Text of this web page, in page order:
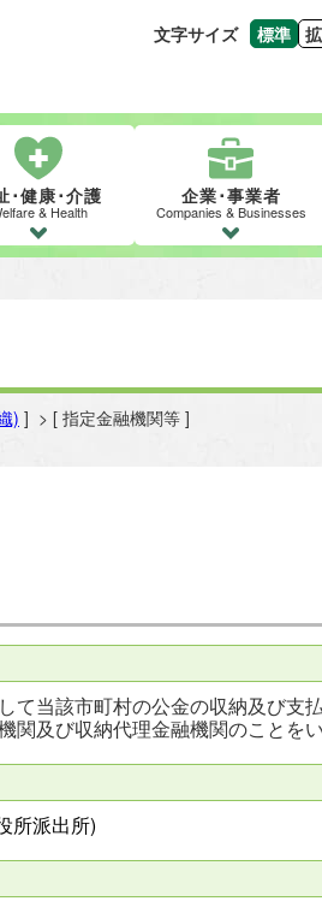
文字サイズ 標準
文字の
･健康･介護
& Health
企業･事業者
Companies & Businesses
) ] > [ 指定金融機関等 ]
て当該市町村の公金の収納及び支
及び収納代理金融機関のことをい
所派出所)